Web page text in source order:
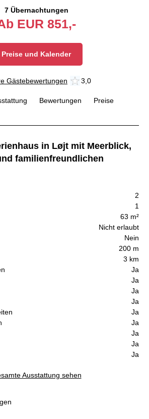
7 Übernachtungen
EUR 851,-
Preise und Kalender
Gästebewertungen 3,0
Bewertungen
Preise
in Løjt mit Meerblick,
familienfreundlichen
2
1
63 m²
Nicht erlaubt
Nein
200 m
3 km
Ja
Ja
Ja
Ja
Ja
Ja
Ja
Ja
Ja
Ausstattung sehen